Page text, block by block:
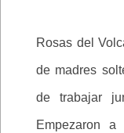
Rosas del
de madres
de trabajar
Empezaron